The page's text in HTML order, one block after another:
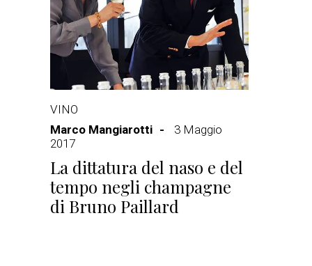
VINO
Marco Mangiarotti
3 Maggio
2017
La dittatura del naso e del
tempo negli champagne
di Bruno Paillard